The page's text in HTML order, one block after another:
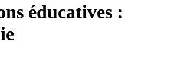
éducatives :